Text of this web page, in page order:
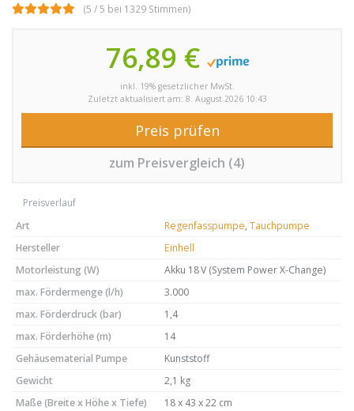
(5 / 5 bei 1329 Stimmen)
76,89 €
inkl. 19% gesetzlicher MwSt.
Zuletzt aktualisiert am: 8. August 2026 10:43
Preis prüfen
zum Preisvergleich (4)
Preisverlauf
Art
Regenfasspumpe, Tauchpumpe
Hersteller
Einhell
Motorleistung (W)
Akku 18 V (System Power X-Change)
max. Fördermenge (l/h)
3.000
max. Förderdruck (bar)
1,4
max. Förderhöhe (m)
14
Gehäusematerial Pumpe
Kunststoff
Gewicht
2,1 kg
Maße (Breite x Höhe x Tiefe)
18 x 43 x 22 cm